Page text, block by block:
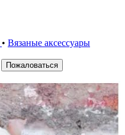
• Вязаные аксесcуары
Пожаловаться